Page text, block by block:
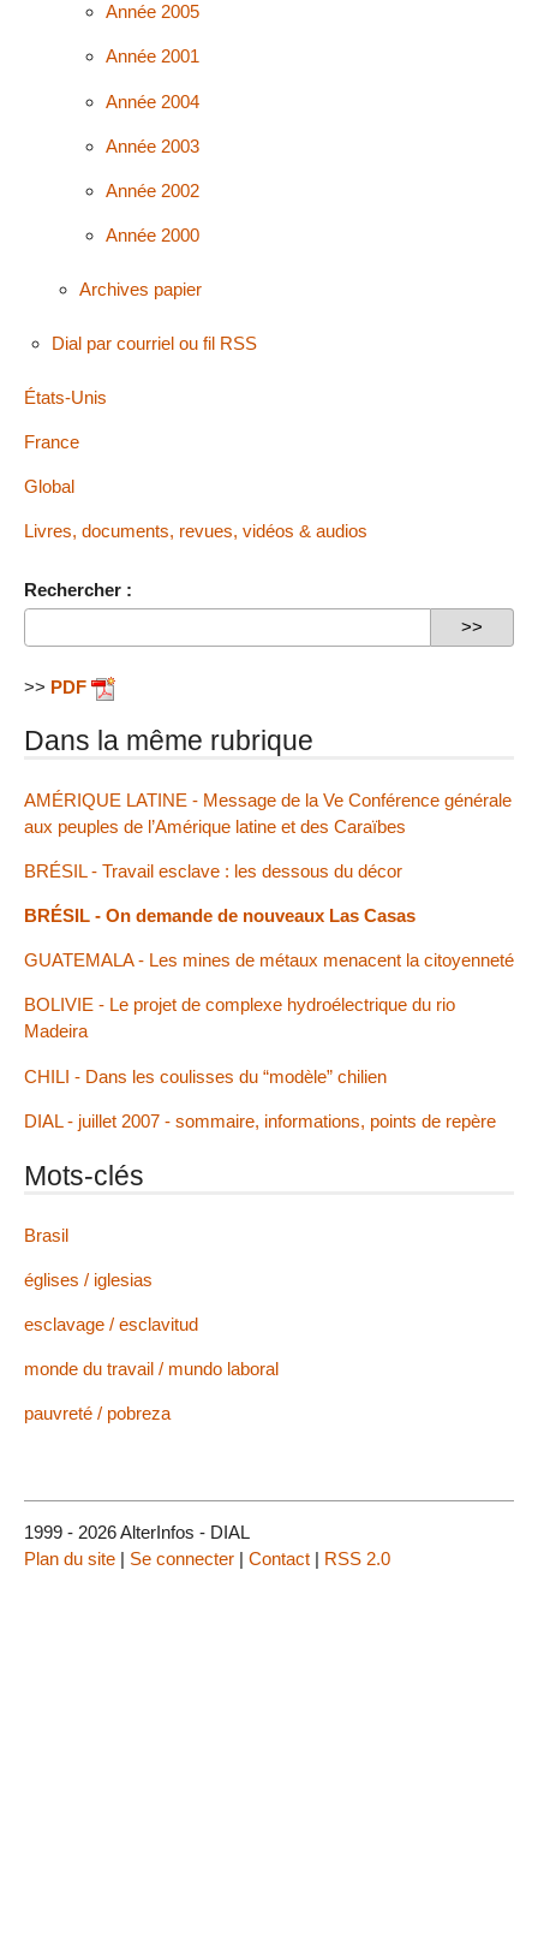
Année 2005
Année 2001
Année 2004
Année 2003
Année 2002
Année 2000
Archives papier
Dial par courriel ou fil RSS
États-Unis
France
Global
Livres, documents, revues, vidéos & audios
Rechercher :
>> PDF
Dans la même rubrique
AMÉRIQUE LATINE - Message de la Ve Conférence générale
aux peuples de l’Amérique latine et des Caraïbes
BRÉSIL - Travail esclave : les dessous du décor
BRÉSIL - On demande de nouveaux Las Casas
GUATEMALA - Les mines de métaux menacent la citoyenneté
BOLIVIE - Le projet de complexe hydroélectrique du rio
Madeira
CHILI - Dans les coulisses du “modèle” chilien
DIAL - juillet 2007 - sommaire, informations, points de repère
Mots-clés
Brasil
églises / iglesias
esclavage / esclavitud
monde du travail / mundo laboral
pauvreté / pobreza
1999 - 2026 AlterInfos - DIAL
Plan du site | Se connecter | Contact | RSS 2.0